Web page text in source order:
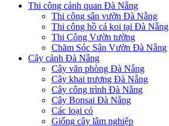
Thi công cảnh quan Đà Nẵng
Thi công sân vườn Đà Nẵng
Thi công hồ cá koi tại Đà Nẵng
Thi Công Vườn tường
Chăm Sóc Sân Vườn Đà Nẵng
Cây cảnh Đà Nẵng
Cây văn phòng Đà Nẵng
Cây khai trương Đà Nẵng
Cây công trình Đà Nẵng
Cây Bonsai Đà Nẵng
Các loại cỏ
Giống cây lâm nghiệp